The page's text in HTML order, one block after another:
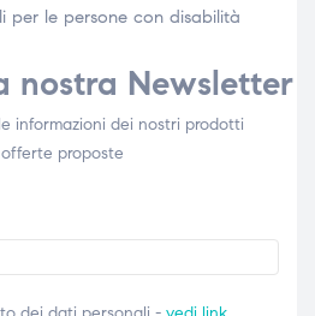
per le persone con disabilità​
nostra Newsletter
informazioni dei nostri prodotti
proposte